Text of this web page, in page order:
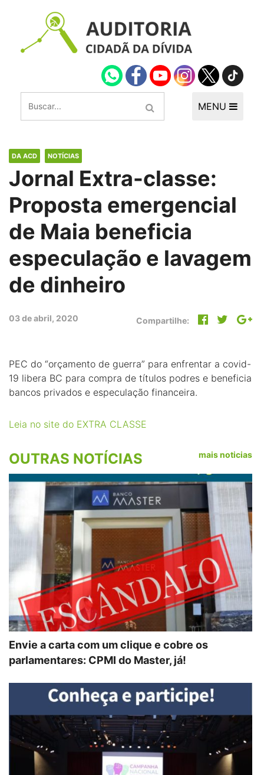
MENU
DA ACD NOTÍCIAS
Jornal Extra-classe:
Proposta emergencial
de Maia beneficia
especulação e lavagem
de dinheiro
03 de abril, 2020 Compartilhe:
PEC do “orçamento de guerra” para enfrentar a covid-
19 libera BC para compra de títulos podres e beneficia
bancos privados e especulação financeira.
Leia no site do EXTRA CLASSE
OUTRAS NOTÍCIAS mais noticias
Envie a carta com um clique e cobre os
parlamentares: CPMI do Master, já!